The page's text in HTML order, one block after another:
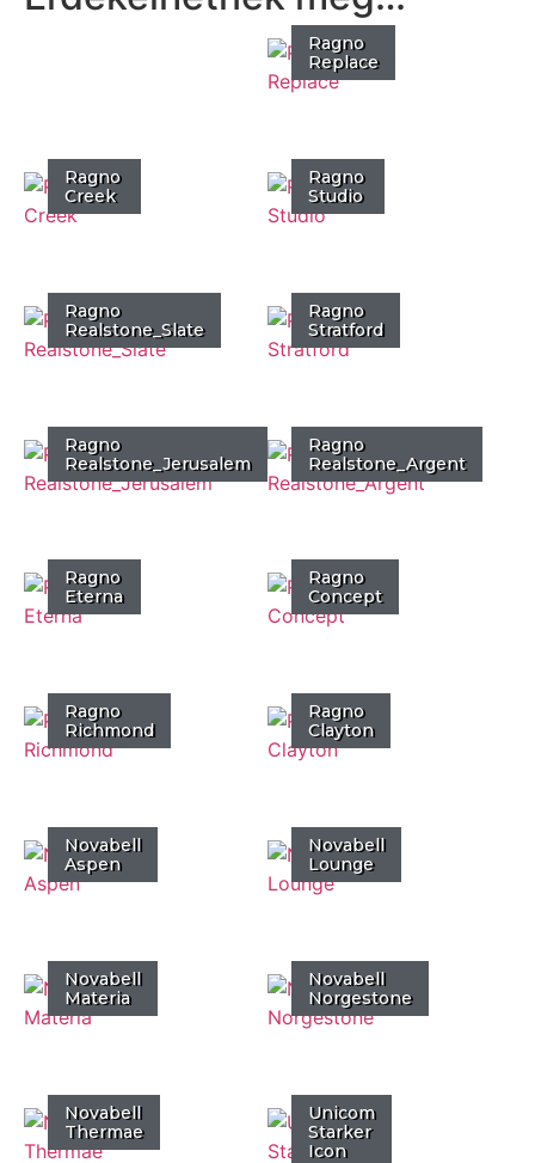
Ragno
Replace
Ragno
Creek
Ragno
Studio
Ragno
Realstone_Slate
Ragno
Stratford
Ragno
Realstone_Jerusalem
Ragno
Realstone_Argent
Ragno
Eterna
Ragno
Concept
Ragno
Richmond
Ragno
Clayton
Novabell
Aspen
Novabell
Lounge
Novabell
Materia
Novabell
Norgestone
Novabell
Thermae
Unicom
Starker
Icon